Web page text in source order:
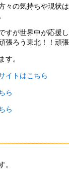
々の気持ちや現状
すが世界中が応援
ろう東北！！頑張
す。
イトはこちら
ら
ら
。